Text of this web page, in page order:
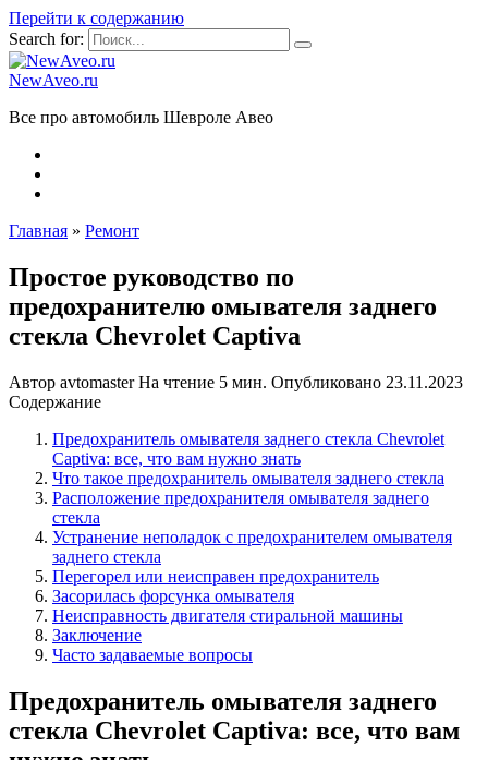
Перейти к содержанию
Search for:
NewAveo.ru
Все про автомобиль Шевроле Авео
Главная » Ремонт
Простое руководство по
предохранителю омывателя заднего
стекла Chevrolet Captiva
Автор avtomaster На чтение 5 мин. Опубликовано 23.11.2023
Содержание
Предохранитель омывателя заднего стекла Chevrolet
Captiva: все, что вам нужно знать
Что такое предохранитель омывателя заднего стекла
Расположение предохранителя омывателя заднего
стекла
Устранение неполадок с предохранителем омывателя
заднего стекла
Перегорел или неисправен предохранитель
Засорилась форсунка омывателя
Неисправность двигателя стиральной машины
Заключение
Часто задаваемые вопросы
Предохранитель омывателя заднего
стекла Chevrolet Captiva: все, что вам